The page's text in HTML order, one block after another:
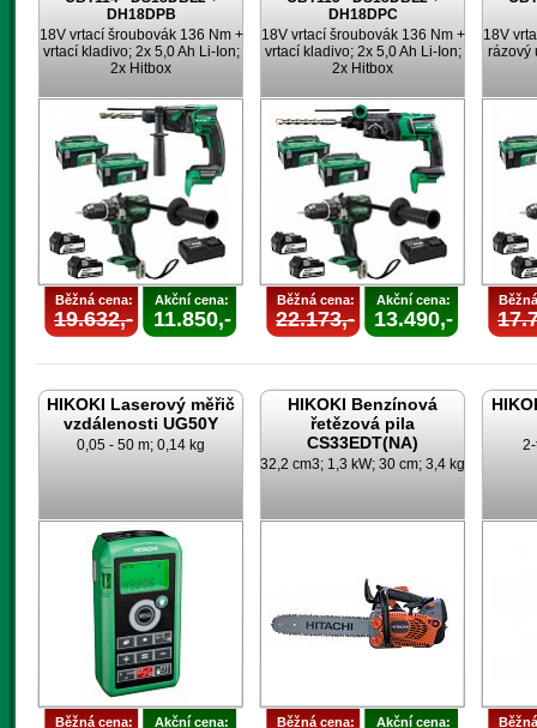
DH18DPB
18V vrtací šroubovák 136 Nm +
vrtací kladivo; 2x 5,0 Ah Li-Ion;
2x Hitbox
Běžná cena:
19.632,-
Akční cena:
11.850,-
DH18DPC
18V vrtací šroubovák 136 Nm +
vrtací kladivo; 2x 5,0 Ah Li-Ion;
2x Hitbox
Běžná cena:
22.173,-
Akční cena:
13.490,-
18V
rázový
HIKOKI Laserový měřič
vzdálenosti UG50Y
0,05 - 50 m; 0,14 kg
Běžná cena: Akční cena:
HIKOKI Benzínová
řetězová pila
CS33EDT(NA)
32,2 cm3; 1,3 kW; 30 cm; 3,4 kg
Běžná cena: Akční cena: